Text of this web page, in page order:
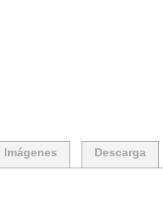
Descarga
Imágenes